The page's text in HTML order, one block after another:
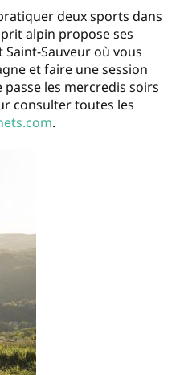
deux sports dans
alpin propose ses
Saint-Sauveur où vous
et faire une session
passe les mercredis soirs
consulter toutes les
.